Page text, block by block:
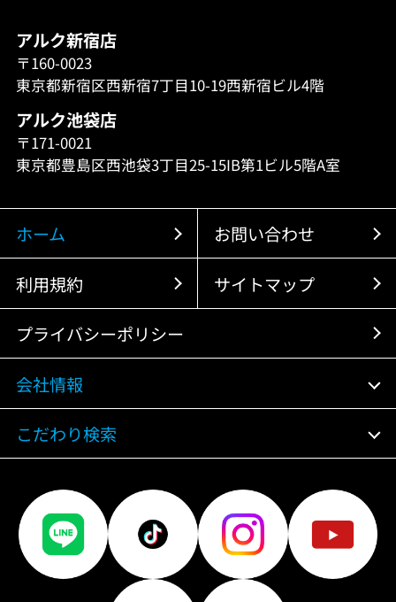
アルク新宿店
〒160-0023
東京都新宿区西新宿7丁目10-19西新宿ビル4階
アルク池袋店
〒171-0021
東京都豊島区西池袋3丁目25-15IB第1ビル5階A室
ホーム お問い合わせ
利用規約 サイトマップ
プライバシーポリシー
会社情報
こだわり検索